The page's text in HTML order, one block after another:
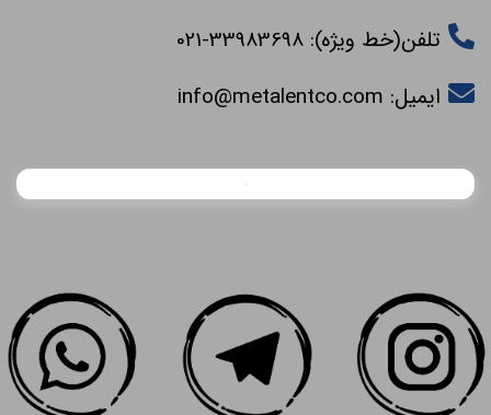
تلفن(خط ویژه): 33983698-021
ایمیل:info@metalentco.com